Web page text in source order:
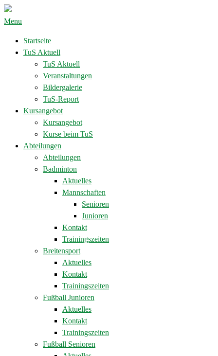
Menu
Startseite
TuS Aktuell
TuS Aktuell
Veranstaltungen
Bildergalerie
TuS-Report
Kursangebot
Kursangebot
Kurse beim TuS
Abteilungen
Abteilungen
Badminton
Aktuelles
Mannschaften
Senioren
Junioren
Kontakt
Trainingszeiten
Breitensport
Aktuelles
Kontakt
Trainingszeiten
Fußball Junioren
Aktuelles
Kontakt
Trainingszeiten
Fußball Senioren